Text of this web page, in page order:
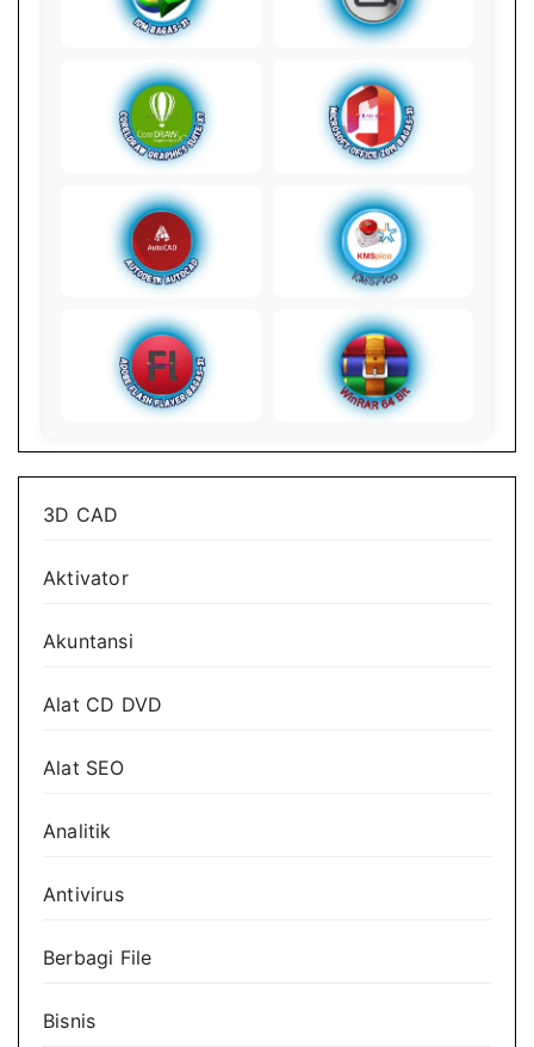
3D CAD
Aktivator
Akuntansi
Alat CD DVD
Alat SEO
Analitik
Antivirus
Berbagi File
Bisnis